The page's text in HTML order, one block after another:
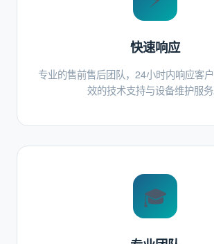
快速响应
专业的售前售后团队，24小时内响应客
效的技术支持与设备维护服务
🎓